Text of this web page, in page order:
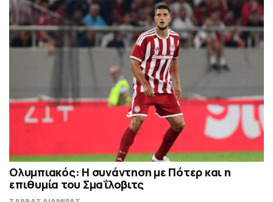
Ολυμπιακός: Η συνάντηση με Πότερ και η
επιθυμία του Σμαΐλοβιτς